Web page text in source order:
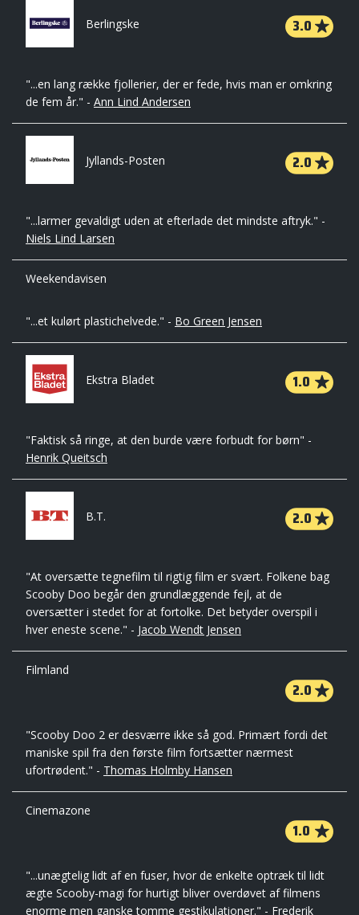
Berlingske 3.0
"...en lang række fjollerier, der er fede, hvis man er omkring
de fem år." - Ann Lind Andersen
Jyllands-Posten 2.0
"...larmer gevaldigt uden at efterlade det mindste aftryk." -
Niels Lind Larsen
Weekendavisen
"...et kulørt plastichelvede." - Bo Green Jensen
Ekstra Bladet 1.0
"Faktisk så ringe, at den burde være forbudt for børn" -
Henrik Queitsch
B.T. 2.0
"At oversætte tegnefilm til rigtig film er svært. Folkene bag
Scooby Doo begår den grundlæggende fejl, at de
oversætter i stedet for at fortolke. Det betyder overspil i
hver eneste scene." - Jacob Wendt Jensen
Filmland
2.0
"Scooby Doo 2 er desværre ikke så god. Primært fordi det
maniske spil fra den første film fortsætter nærmest
ufortrødent." - Thomas Holmby Hansen
Cinemazone
1.0
"...unægtelig lidt af en fuser, hvor de enkelte optræk til lidt
ægte Scooby-magi for hurtigt bliver overdøvet af filmens
enorme men ganske tomme gestikulationer." - Frederik